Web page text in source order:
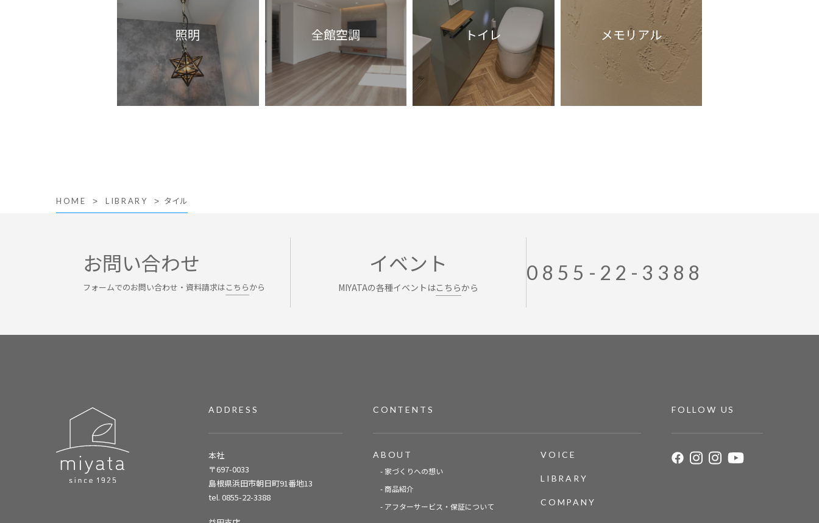
照明 全館空調 トイレ メモリアル
HOME LIBRARY タイル
お問い合わせ
フォームでのお問い合わせ・資料請求はこちらから
イベント
MIYATAの各種イベントはこちらから
0855-22-3388
ADDRESS
本社
〒697-0033
島根県浜田市朝日町91番地13
tel. 0855-22-3388
CONTENTS
ABOUT
- 家づくりへの想い
- 商品紹介
- アフターサービス・保証について
VOICE
LIBRARY
COMPANY
FOLLOW US